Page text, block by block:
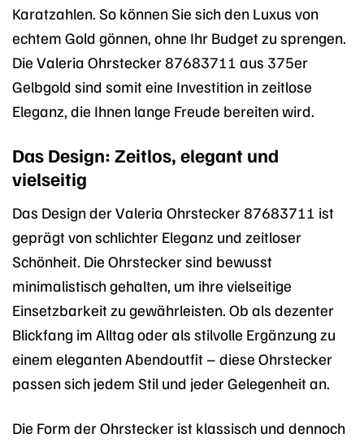
Karatzahlen. So können Sie sich den Luxus von
echtem Gold gönnen, ohne Ihr Budget zu sprengen.
Die Valeria Ohrstecker 87683711 aus 375er
Gelbgold sind somit eine Investition in zeitlose
Eleganz, die Ihnen lange Freude bereiten wird.
Das Design: Zeitlos, elegant und
vielseitig
Das Design der Valeria Ohrstecker 87683711 ist
geprägt von schlichter Eleganz und zeitloser
Schönheit. Die Ohrstecker sind bewusst
minimalistisch gehalten, um ihre vielseitige
Einsetzbarkeit zu gewährleisten. Ob als dezenter
Blickfang im Alltag oder als stilvolle Ergänzung zu
einem eleganten Abendoutfit – diese Ohrstecker
passen sich jedem Stil und jeder Gelegenheit an.
Die Form der Ohrstecker ist klassisch und dennoch